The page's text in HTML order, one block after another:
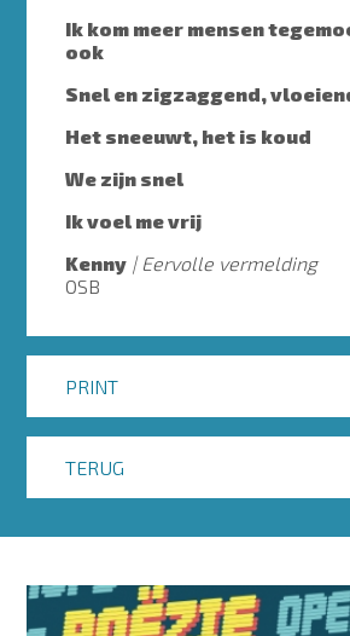
Ik kom meer mensen
ook
Snel en zigzaggend,
Het sneeuwt, het is koud
We zijn snel
Ik voel me vrij
Kenny
Eervolle vermelding
OSB
PRINT
TERUG